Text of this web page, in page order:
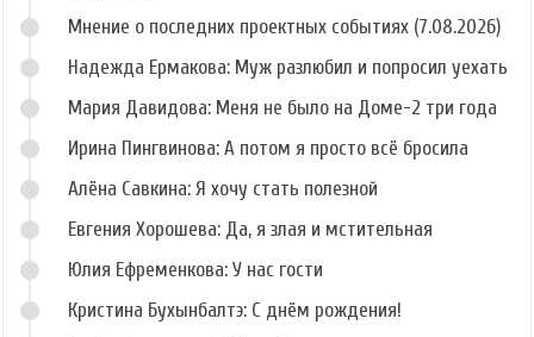
Мнение о последних проектных событиях (7.08.2026)
Надежда Ермакова: Муж разлюбил и попросил уехать
Мария Давидова: Меня не было на Доме-2 три года
Ирина Пингвинова: А потом я просто всё бросила
Алёна Савкина: Я хочу стать полезной
Евгения Хорошева: Да, я злая и мстительная
Юлия Ефременкова: У нас гости
Кристина Бухынбалтэ: С днём рождения!